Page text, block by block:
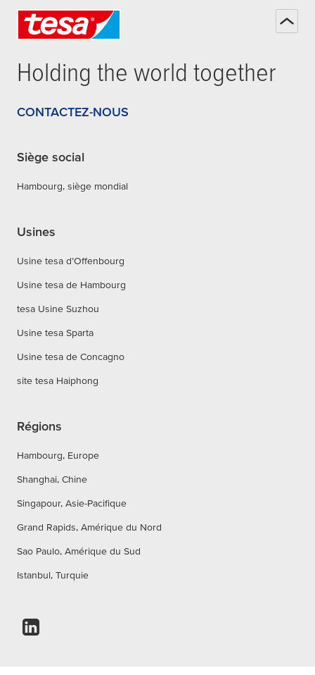
Holding the world together
CONTACTEZ-NOUS
Siège social
Hambourg, siège mondial
Usines
Usine tesa d’Offenbourg
Usine tesa de Hambourg
tesa Usine Suzhou
Usine tesa Sparta
Usine tesa de Concagno
site tesa Haiphong
Régions
Hambourg, Europe
Shanghai, Chine
Singapour, Asie-Pacifique
Grand Rapids, Amérique du Nord
Sao Paulo, Amérique du Sud
Istanbul, Turquie